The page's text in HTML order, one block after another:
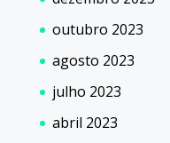
outubro 2023
agosto 2023
julho 2023
abril 2023